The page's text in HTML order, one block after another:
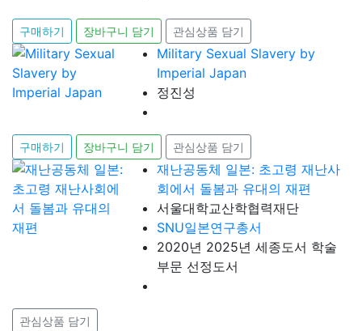
구매하기 장바구니 담기 관심상품 담기
Military Sexual Slavery by
Imperial Japan
정진성
구매하기 장바구니 담기 관심상품 담기
재난공동체 일본: 초고령 재난사
회에서 돌봄과 유대의 재편
서울대학교산학협력재단
SNU일본연구총서
2020년 2025년 세종도서 학술
부문 선정도서
관심상품 담기